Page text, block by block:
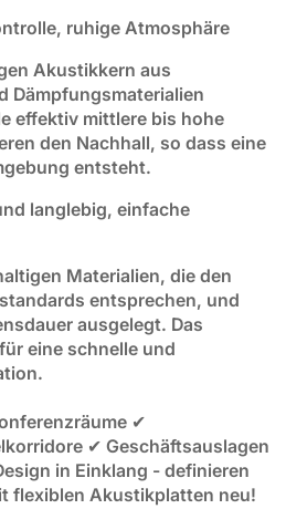
ruhige Atmosphäre
Akustikkern aus
Dämpfungsmaterialien
effektiv mittlere bis hohe
den Nachhall, so dass eine
entsteht.
langlebig, einfache
Materialien, die den
entsprechen, und
ausgelegt. Das
eine schnelle und
✔
✔ Geschäftsauslagen
in Einklang - definieren
flexiblen Akustikplatten neu!